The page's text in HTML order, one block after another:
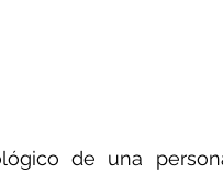
de una